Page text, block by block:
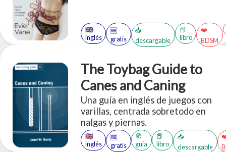
🇬🇧
inglés
🆓
gratis
📥
descargable
📕
libro
❤️
BDSM
The Toybag Guide to
Canes and Caning
Una guía en inglés de juegos con
varillas, centrada sobretodo en
nalgas y piernas.
🇬🇧
inglés
🆓
gratis
🧭
guía
📕
libro
📥
descargable